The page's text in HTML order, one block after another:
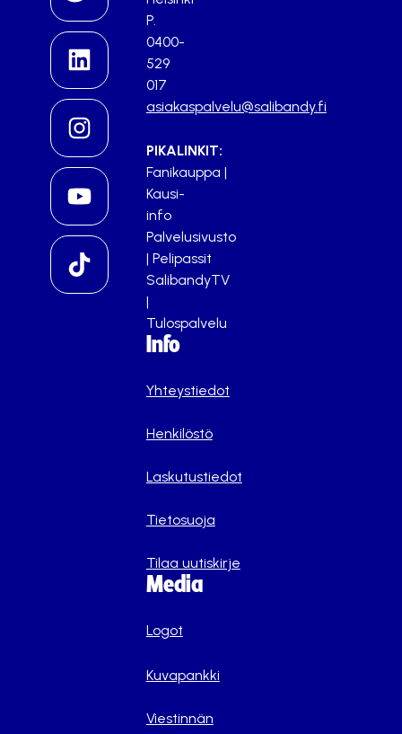
P.
0400-
529
017
asiakaspalvelu@salibandy.fi
PIKALINKIT:
Fanikauppa |
Kausi-
info
Palvelusivusto
| Pelipassit
SalibandyTV
|
Tulospalvelu
Info
Yhteystiedot
Henkilöstö
Laskutustiedot
Tietosuoja
Tilaa uutiskirje
Media
Logot
Kuvapankki
Viestinnän